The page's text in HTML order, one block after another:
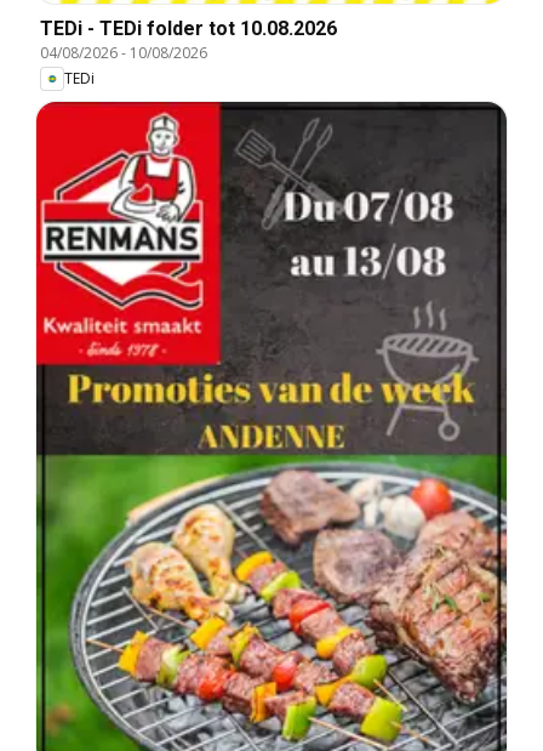
TEDi - TEDi folder tot 10.08.2026
04/08/2026- 10/08/2026
TEDi